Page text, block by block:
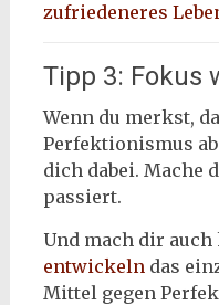
zufriedeneres
Tipp 3: Fokus
Wenn du merkst,
Perfektionismus
dich dabei. Mache
passiert.
Und mach dir auch
entwickelndas
Mittel gegen